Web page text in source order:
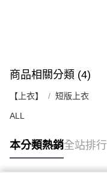
商品相關分類 (4)
【上衣】 短版上衣
ALL
本分類熱銷全站排行